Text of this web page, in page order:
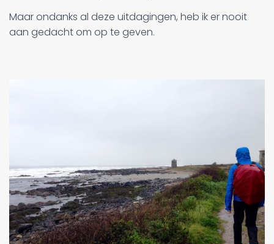
Maar ondanks al deze uitdagingen, heb ik er nooit
aan gedacht om op te geven.